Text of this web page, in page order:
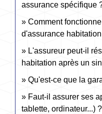
assurance spécifique
Comment
d'assurance
L'assureur peut-il
habitation après un
Qu'est-ce que la
Faut-il assurer ses
tablette, ordinateur...) ?